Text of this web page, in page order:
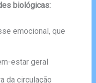
biológicas:
emocional, que
estar geral
da circulação